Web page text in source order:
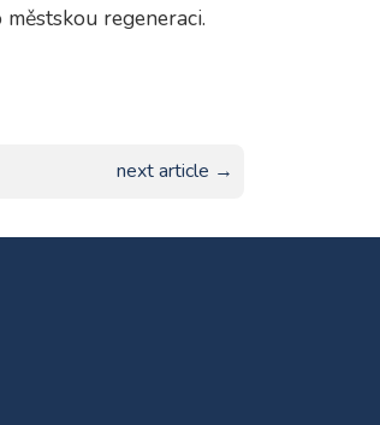
regeneraci.
next article →